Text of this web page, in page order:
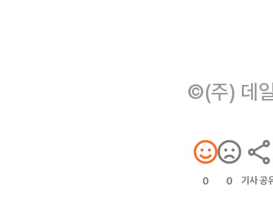
©(주) 데
0 0 기사 공